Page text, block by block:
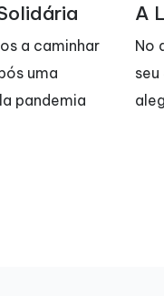
a LATI completou o
um dia de festa, de